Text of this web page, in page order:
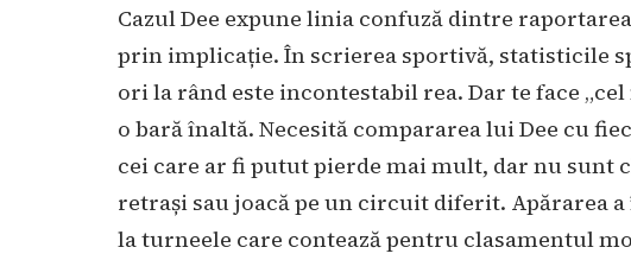
Cazul Dee expune linia confuză dintre
prin implicație. În scrierea sportivă, statisticile
ori la rând este incontestabil rea. Dar te face
o bară înaltă. Necesită compararea lui Dee cu
cei care ar fi putut pierde mai mult, dar nu sunt
retrași sau joacă pe un circuit diferit. Apărarea
la turneele care contează pentru clasamentul